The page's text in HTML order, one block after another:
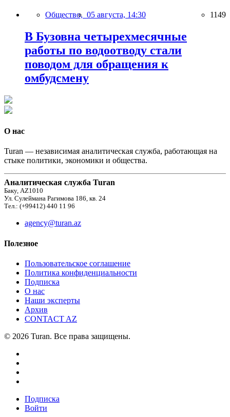
Общество, 05 августа, 14:30 1149
В Бузовна четырехмесячные
работы по водоотводу стали
поводом для обращения к
омбудсмену
О нас
Turan — независимая аналитическая служба, работающая на
стыке политики, экономики и общества.
Аналитическая служба Turan
Баку, AZ1010
Ул. Сулеймана Рагимова 186, кв. 24
Тел.: (+99412) 440 11 96
agency@turan.az
Полезное
Пользовательское соглашение
Политика конфиденциальности
Подписка
О нас
Наши эксперты
Архив
CONTACT AZ
© 2026 Turan. Все права защищены.
Подписка
Войти